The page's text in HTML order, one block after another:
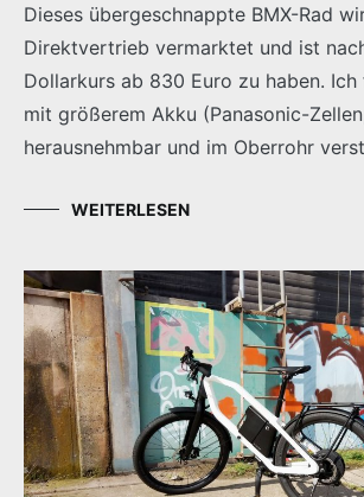
Dieses übergeschnappte BMX-Rad
Direktvertrieb vermarktet und ist
Dollarkurs ab 830 Euro zu haben. Ich
mit größerem Akku (Panasonic-
herausnehmbar und im Oberrohr
WEITERLESEN